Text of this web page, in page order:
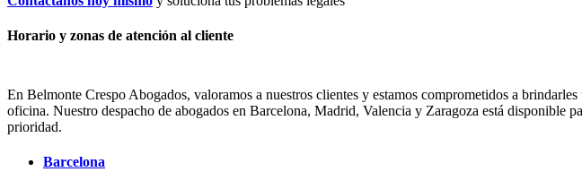
Horario y zonas de atención al cliente
En Belmonte Crespo Abogados, valoramos a nuestros clientes y estamos comprometidos a
oficina. Nuestro despacho de abogados en Barcelona, Madrid, Valencia y Zaragoza está disponible
prioridad.
Barcelona